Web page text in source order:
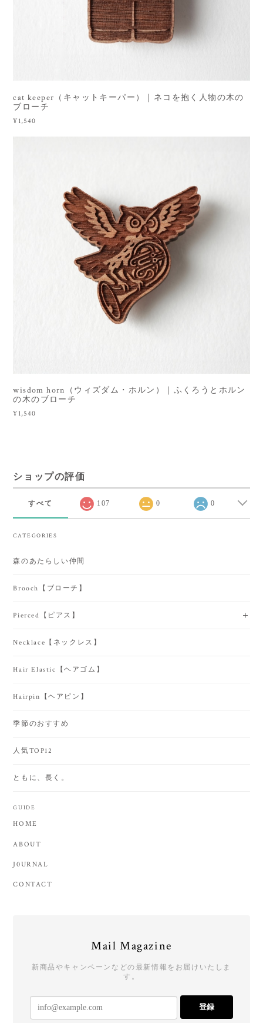
cat keeper（キャットキーパー）｜ネコを抱く人物の木の
ブローチ
¥1,540
wisdom horn（ウィズダム・ホルン）｜ふくろうとホルン
の木のブローチ
¥1,540
ショップの評価
すべて 107 0 0
CATEGORIES
森のあたらしい仲間
Brooch【ブローチ】
Pierced【ピアス】
Necklace【ネックレス】
Hair Elastic【ヘアゴム】
Hairpin【ヘアピン】
季節のおすすめ
人気TOP12
ともに、長く。
GUIDE
HOME
ABOUT
J0URNAL
CONTACT
Mail Magazine
新商品やキャンペーンなどの最新情報をお届けいたしま
す。
登録